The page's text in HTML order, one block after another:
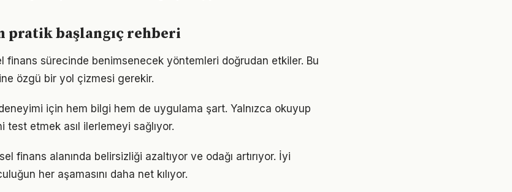
pratik başlangıç rehberi
finans sürecinde benimsenecek yöntemleri doğrudan etkiler. Bu
özgü bir yol çizmesi gerekir.
için hem bilgi hem de uygulama şart. Yalnızca okuyup
test etmek asıl ilerlemeyi sağlıyor.
finans alanında belirsizliği azaltıyor ve odağı artırıyor. İyi
her aşamasını daha net kılıyor.